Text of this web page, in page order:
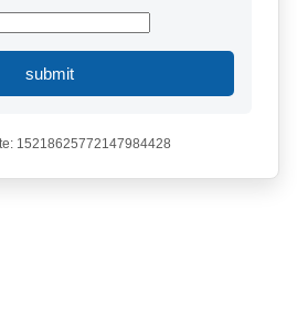
submit
15218625772147984428